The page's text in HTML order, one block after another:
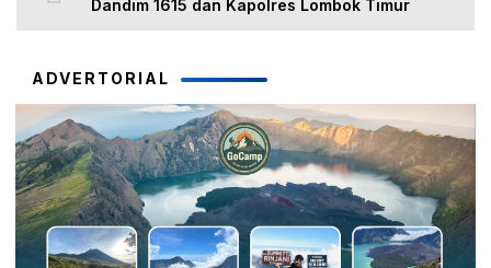
Dandim 1615 dan Kapolres Lombok Timur
ADVERTORIAL